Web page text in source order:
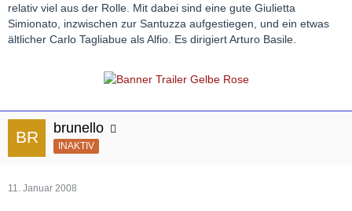
relativ viel aus der Rolle. Mit dabei sind eine gute Giulietta
Simionato, inzwischen zur Santuzza aufgestiegen, und ein etwas
ältlicher Carlo Tagliabue als Alfio. Es dirigiert Arturo Basile.
brunello
INAKTIV
11. Januar 2008